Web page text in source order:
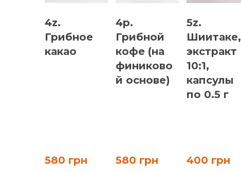
4z.
Грибное
какао
580 грн
4p.
Грибной
кофе (на
финиково
й основе)
580 грн
5z.
Шиитаке,
экстракт
10:1,
капсулы
по 0.5 г
400 грн